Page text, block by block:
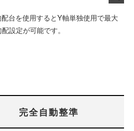
台を使用するとY軸単独使用で最大
設定が可能です。
完全自動整準